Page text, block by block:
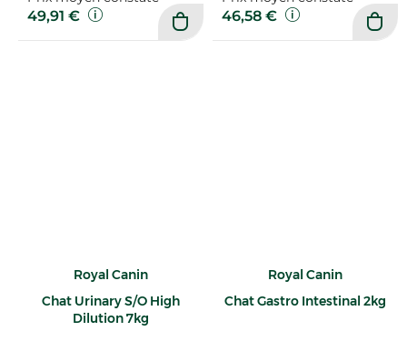
49,91 € 46,58 €
Royal Canin
Chat Urinary S/O High
Dilution 7kg
Royal Canin
Chat Gastro Intestinal 2kg